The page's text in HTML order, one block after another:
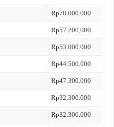
Rp78.000.000
Rp57.200.000
Rp53.000.000
Rp44.500.000
Rp47.300.000
Rp32.300.000
Rp32.300.000